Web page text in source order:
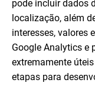
pode incluir dados
localização, além
interesses, valores
Google Analytics e
extremamente
etapas para